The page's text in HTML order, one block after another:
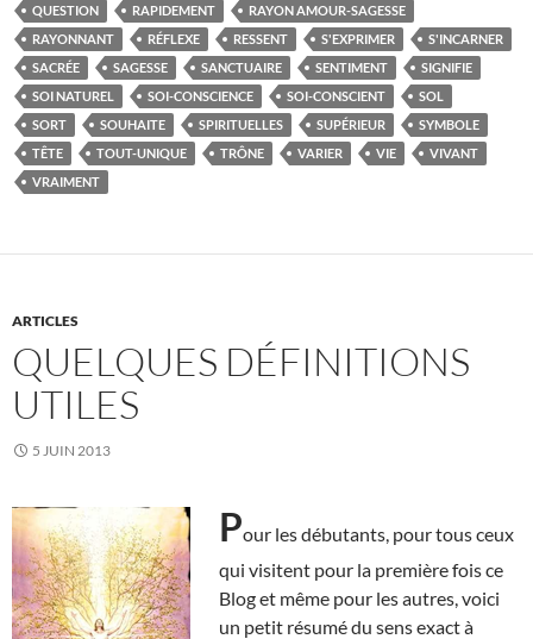
QUESTION
RAPIDEMENT
RAYON AMOUR-SAGESSE
RAYONNANT
RÉFLEXE RESSENT S'EXPRIMER
S'INCARNER
SACRÉE
SAGESSE SANCTUAIRE SENTIMENT
SIGNIFIE
SOI NATUREL
SOI-CONSCIENCE SOI-CONSCIENT
SOL
SORT
SOUHAITE SPIRITUELLES SUPÉRIEUR
SYMBOLE
TÊTE
TOUT-UNIQUE TRÔNE VARIER VIE
VIVANT
VRAIMENT
ARTICLES
QUELQUES DÉFINITIONS
UTILES
5 JUIN 2013
Pour les débutants, pour tous ceux
qui visitent pour la première fois ce
Blog et même pour les autres, voici
un petit résumé du sens exact à